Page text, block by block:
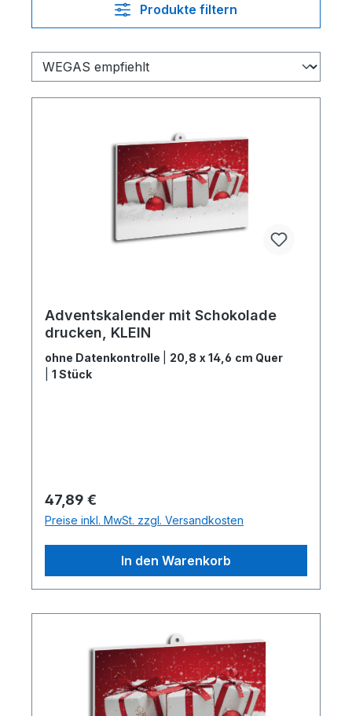
Produkte filtern
Adventskalender mit Schokolade
drucken, KLEIN
ohne Datenkontrolle
20,8 x 14,6 cm Quer
1 Stück
Regulärer Preis:
47,89 €
Preise inkl. MwSt. zzgl. Versandkosten
In den Warenkorb